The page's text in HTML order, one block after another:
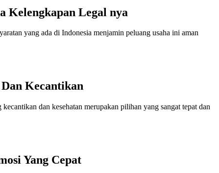
Kelengkapan Legal nya
yang ada di Indonesia menjamin peluang usaha ini aman
Kecantikan
dan kesehatan merupakan pilihan yang sangat tepat dan
Yang Cepat